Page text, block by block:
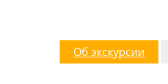
Об экскурсии